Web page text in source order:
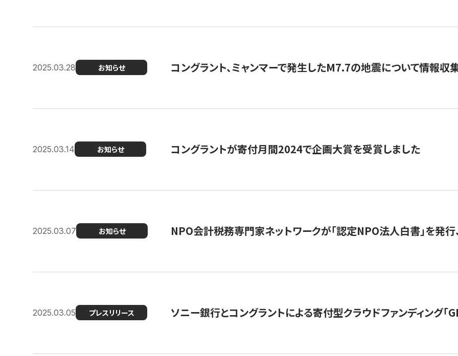
2025.03.28 お知らせ コングラント、ミャンマーで発生したM7.7の地震について情報収
2025.03.14 お知らせ コングラントが寄付月間2024で企画大賞を受賞しました
2025.03.07 お知らせ NPO会計税務専門家ネットワークが「認定NPO法人白書」を発
2025.03.05 プレスリリース ソニー銀行とコングラントによる寄付型クラウドファンディング